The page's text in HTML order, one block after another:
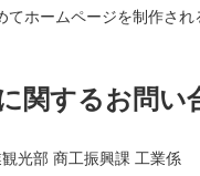
ホームページを制作さ
関するお問い
光部 商工振興課 工業係